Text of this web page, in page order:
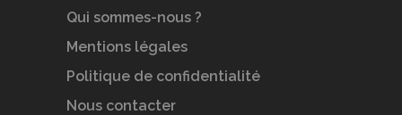
Qui sommes-nous ?
Mentions légales
Politique de confidentialité
Nous contacter